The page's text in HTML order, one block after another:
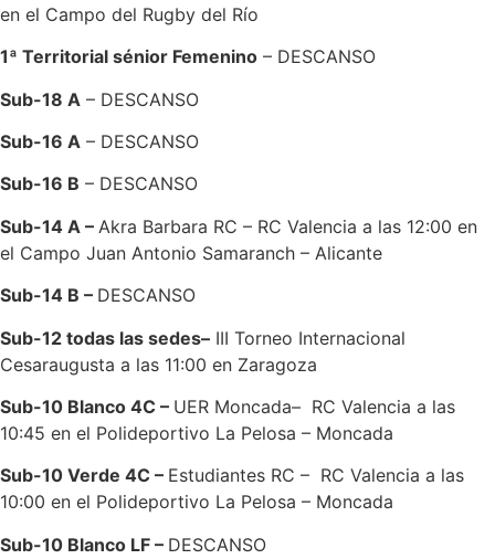
en el Campo del Rugby del Río
1ª Territorial sénior Femenino – DESCANSO
Sub-18 A – DESCANSO
Sub-16 A – DESCANSO
Sub-16 B – DESCANSO
Sub-14 A – Akra Barbara RC – RC Valencia a las 12:00 en
el Campo Juan Antonio Samaranch – Alicante
Sub-14 B – DESCANSO
Sub-12 todas las sedes– III Torneo Internacional
Cesaraugusta a las 11:00 en Zaragoza
Sub-10 Blanco 4C – UER Moncada– RC Valencia a las
10:45 en el Polideportivo La Pelosa – Moncada
Sub-10 Verde 4C – Estudiantes RC – RC Valencia a las
10:00 en el Polideportivo La Pelosa – Moncada
Sub-10 Blanco LF – DESCANSO